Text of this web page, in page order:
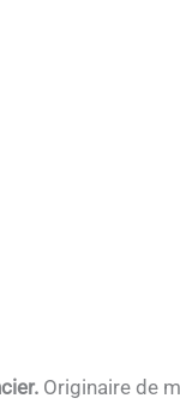
Originaire de